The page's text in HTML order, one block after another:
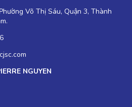
Võ Thị Sáu, Quận 3, Thành
NGUYEN